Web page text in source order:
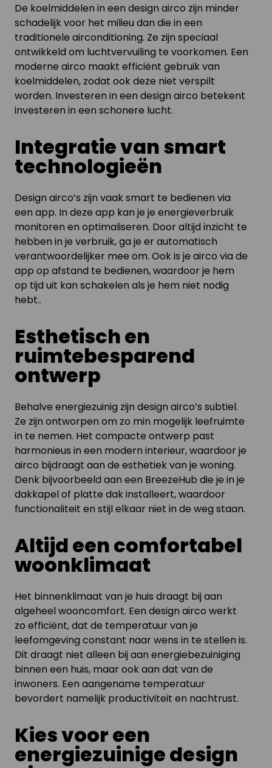
De koelmiddelen in een design airco zijn minder
schadelijk voor het milieu dan die in een
traditionele airconditioning. Ze zijn speciaal
ontwikkeld om luchtvervuiling te voorkomen. Een
moderne airco maakt efficiënt gebruik van
koelmiddelen, zodat ook deze niet verspilt
worden. Investeren in een design airco betekent
investeren in een schonere lucht.
Integratie van smart
technologieën
Design airco’s zijn vaak smart te bedienen via
een app. In deze app kan je je energieverbruik
monitoren en optimaliseren. Door altijd inzicht te
hebben in je verbruik, ga je er automatisch
verantwoordelijker mee om. Ook is je airco via de
app op afstand te bedienen, waardoor je hem
op tijd uit kan schakelen als je hem niet nodig
hebt..
Esthetisch en
ruimtebesparend
ontwerp
Behalve energiezuinig zijn design airco’s subtiel.
Ze zijn ontworpen om zo min mogelijk leefruimte
in te nemen. Het compacte ontwerp past
harmonieus in een modern interieur, waardoor je
airco bijdraagt aan de esthetiek van je woning.
Denk bijvoorbeeld aan een BreezeHub die je in je
dakkapel of platte dak installeert, waardoor
functionaliteit en stijl elkaar niet in de weg staan.
Altijd een comfortabel
woonklimaat
Het binnenklimaat van je huis draagt bij aan
algeheel wooncomfort. Een design airco werkt
zo efficiënt, dat de temperatuur van je
leefomgeving constant naar wens in te stellen is.
Dit draagt niet alleen bij aan energiebezuiniging
binnen een huis, maar ook aan dat van de
inwoners. Een aangename temperatuur
bevordert namelijk productiviteit en nachtrust.
Kies voor een
energiezuinige design